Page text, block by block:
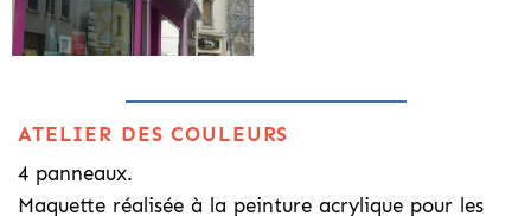
ATELIER DES COULEURS
4 panneaux.
Maquette réalisée à la peinture acrylique pour les